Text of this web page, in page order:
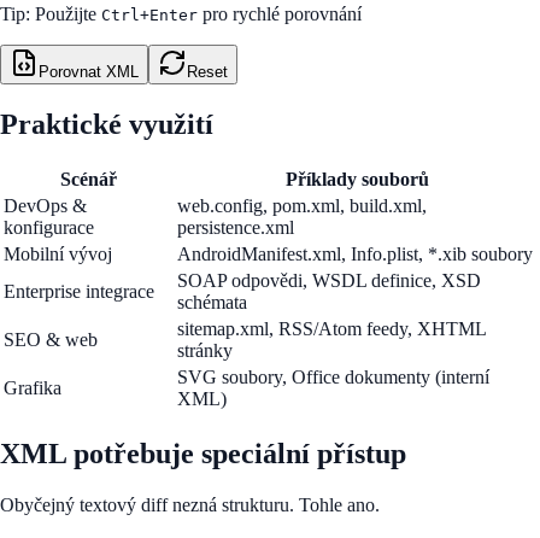
Tip: Použijte Ctrl+Enter pro rychlé porovnání
Porovnat XML Reset
Praktické využití
Scénář
Příklady souborů
DevOps &
konfigurace
web.config, pom.xml, build.xml,
persistence.xml
Mobilní vývoj
AndroidManifest.xml, Info.plist, *.xib soubory
Enterprise integrace
SOAP odpovědi, WSDL definice, XSD
schémata
SEO & web
sitemap.xml, RSS/Atom feedy, XHTML
stránky
Grafika
SVG soubory, Office dokumenty (interní
XML)
XML potřebuje speciální přístup
Obyčejný textový diff nezná strukturu. Tohle ano.